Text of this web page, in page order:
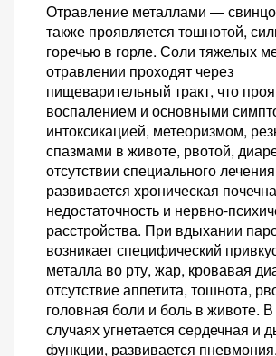
Отравление металлами —
также проявляется тошнотой,
горечью в горле. Соли тяжелых
отравлении проходят через
пищеварительный тракт, что
воспалением и основными
интоксикацией, метеоризмом,
спазмами в животе, рвотой,
отсутствии специального лечения
развивается хроническая
недостаточность и нервно-
расстройства. При вдыхании
возникает специфический
металла во рту, жар, кровавая
отсутствие аппетита, тошнота,
головная боли и боль в животе.
случаях угнетается сердечная и
функции, развивается